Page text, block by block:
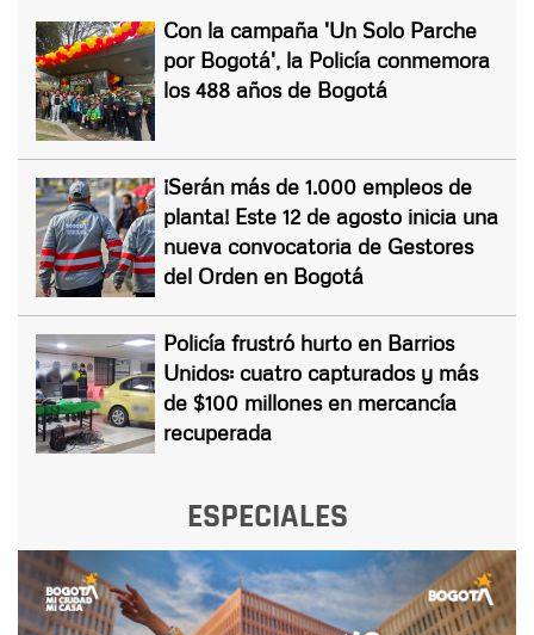
Con la campaña 'Un Solo Parche
por Bogotá', la Policía conmemora
los 488 años de Bogotá
¡Serán más de 1.000 empleos de
planta! Este 12 de agosto inicia una
nueva convocatoria de Gestores
del Orden en Bogotá
Policía frustró hurto en Barrios
Unidos: cuatro capturados y más
de $100 millones en mercancía
recuperada
ESPECIALES